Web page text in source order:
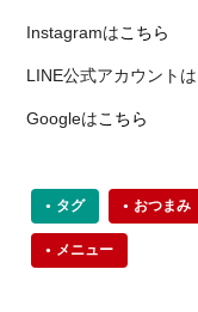
Instagramはこちら
LINE公式アカウントは
Googleはこちら
タグ おつまみ
メニュー